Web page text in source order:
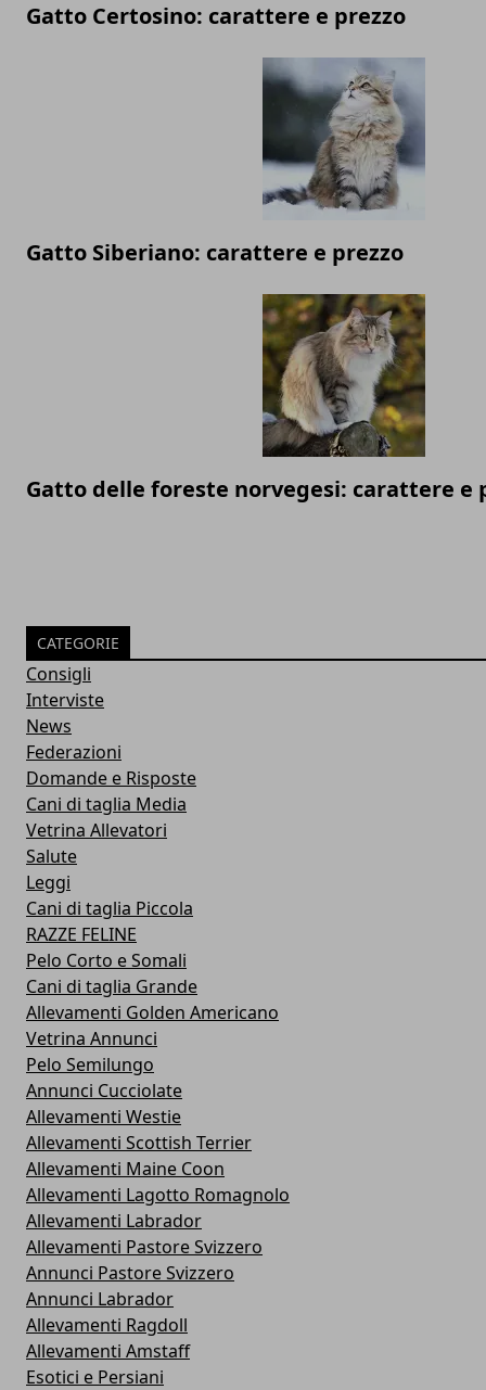
Gatto Certosino: carattere e prezzo
Gatto Siberiano: carattere e prezzo
Gatto delle foreste norvegesi: carattere e
CATEGORIE
Consigli
Interviste
News
Federazioni
Domande e Risposte
Cani di taglia Media
Vetrina Allevatori
Salute
Leggi
Cani di taglia Piccola
RAZZE FELINE
Pelo Corto e Somali
Cani di taglia Grande
Allevamenti Golden Americano
Vetrina Annunci
Pelo Semilungo
Annunci Cucciolate
Allevamenti Westie
Allevamenti Scottish Terrier
Allevamenti Maine Coon
Allevamenti Lagotto Romagnolo
Allevamenti Labrador
Allevamenti Pastore Svizzero
Annunci Pastore Svizzero
Annunci Labrador
Allevamenti Ragdoll
Allevamenti Amstaff
Esotici e Persiani